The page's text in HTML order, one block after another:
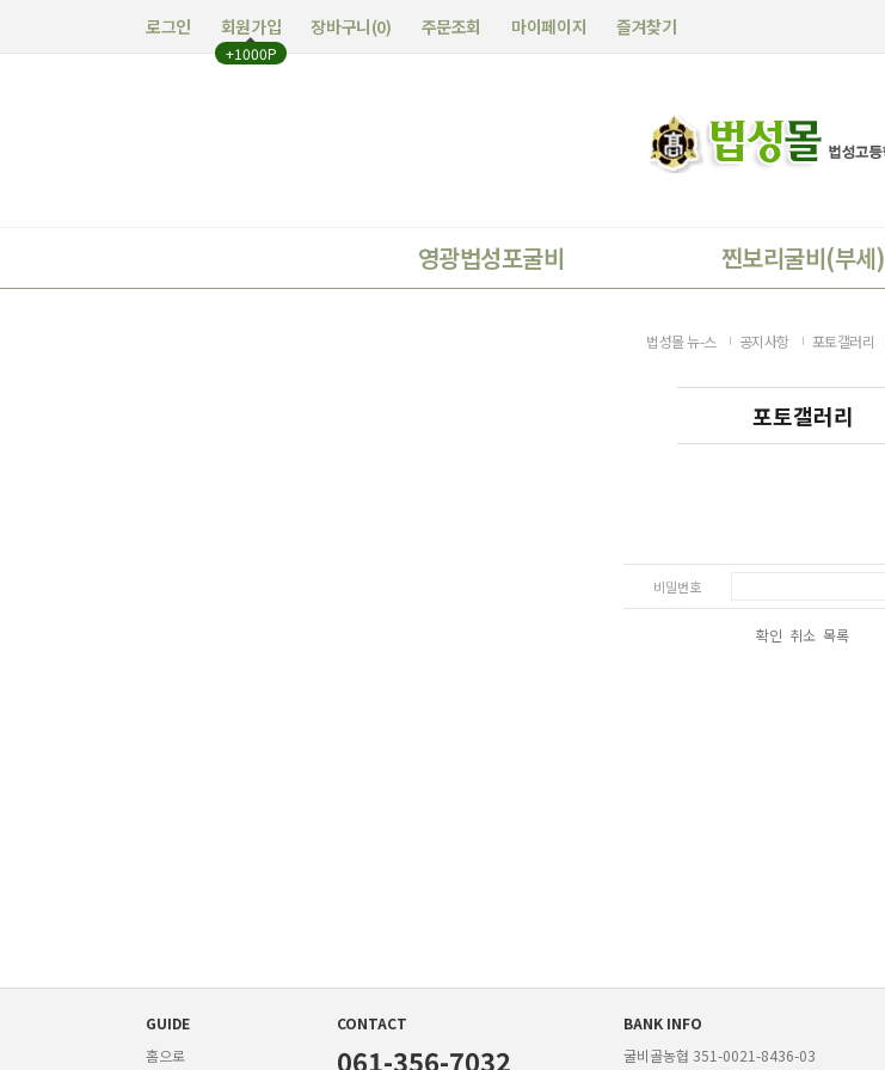
로그인 회원가입
+1000P
장바구니(0) 주문조회 마이페이지 즐겨찾기
영광법성포굴비 찐보리굴비(부세)
법성몰 뉴-스 공지사항 포토갤러리
포토갤러리
비밀번호
확인 취소 목록
GUIDE
홈으로
CONTACT
061-356-7032
BANK INFO
굴비골농협 351-0021-8436-03